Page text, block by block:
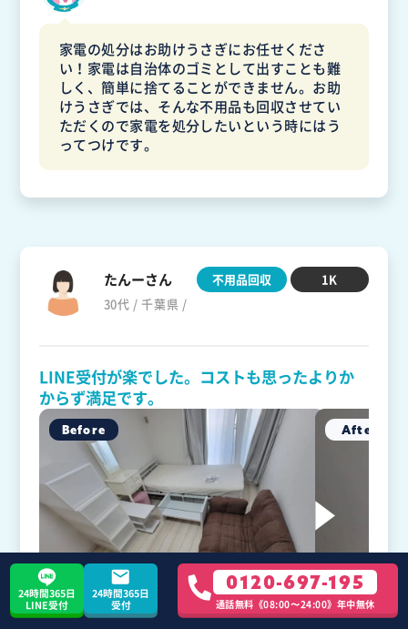
家電の処分はお助けうさぎにお任せくださ
い！家電は自治体のゴミとして出すことも難
しく、簡単に捨てることができません。お助
けうさぎでは、そんな不用品も回収させてい
ただくので家電を処分したいという時にはう
ってつけです。
たんーさん
30代 / 千葉県 /
不用品回収 1K
LINE受付が楽でした。コストも思ったよりか
からず満足です。
24時間365日
LINE受付
24時間365日
受付
0120-697-195
通話無料《08:00〜24:00》年中無休